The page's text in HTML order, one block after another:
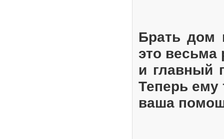
Брать дом
это весьма
и главный
Теперь ему
ваша